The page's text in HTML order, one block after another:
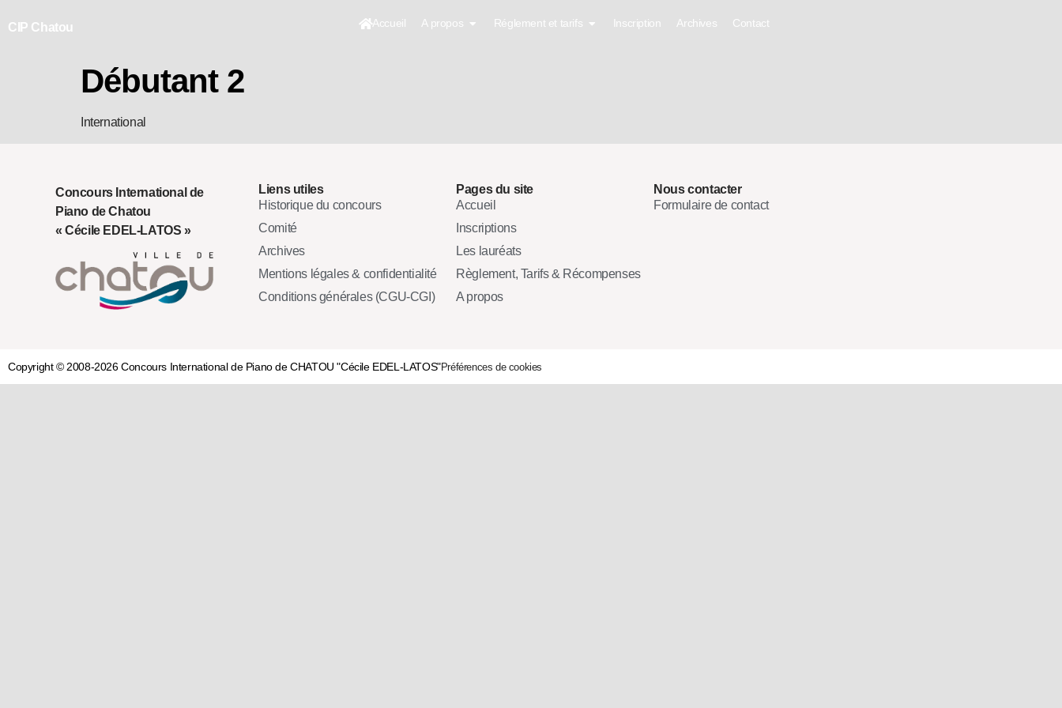
CIP Chatou Accueil A propos Réglement et tarifs Inscription Archives Contact
Débutant 2
International
Concours International de
Piano de Chatou
« Cécile EDEL-LATOS »
Liens utiles
Historique du concours
Comité
Archives
Mentions légales & confidentialité
Conditions générales (CGU-CGI)
Pages du site
Accueil
Inscriptions
Les lauréats
Règlement, Tarifs & Récompenses
A propos
Nous contacter
Formulaire de contact
Copyright © 2008-2026 Concours International de Piano de CHATOU "Cécile EDEL-LATOS"Préférences de cookies